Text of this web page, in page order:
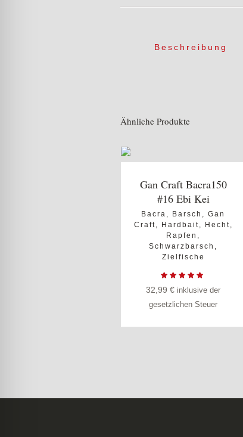
Beschreibung
Ähnliche Produkte
Gan Craft Bacra150
#16 Ebi Kei
Bacra Barsch ,Gan
Craft
Hardbait Hecht
Rapfen
Schwarzbarsch
Zielfische
32,99 € inklusive der
gesetzlichen Steuer